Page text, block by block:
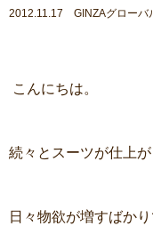
2012.11.17 GINZAグローバ
こんにちは。
続々とスーツが仕上
日々物欲が増すばかり